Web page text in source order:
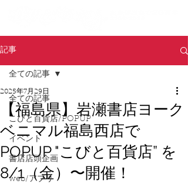
記事
全ての記事
こびと百貨店/POPUP
イベント
書店店頭企画
web/アプリ
全ての記事
【福島県】岩瀬書店ヨーク
ベニマル福島西店で
POPUP "こびと百貨店” を
8/1（金）〜開催！
2025年7月29日